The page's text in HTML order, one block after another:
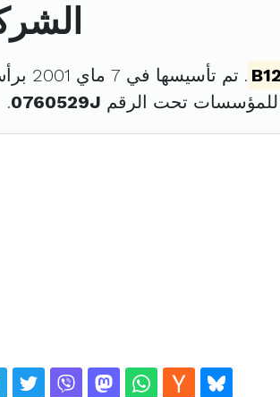
. تم تأسيسها في 7 ماي 2001 برأس مال قدره
تحت الرقم 0760529J
.